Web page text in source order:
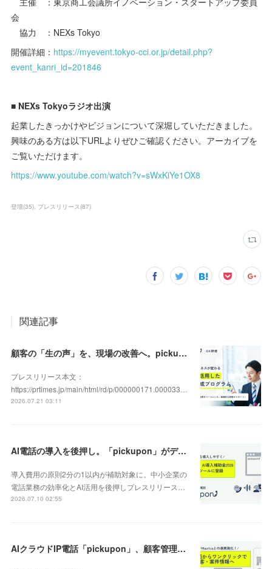
会
協力 ：NEXs Tokyo
開催詳細： https://myevent.tokyo-cci.or.jp/detail.php?
event_kanri_id=201846
■ NEXs Tokyoラジオ出演
起業したきっかけやビジョンについて深堀していただきました。
興味のある方は以下URLよりぜひご確認ください。アーカイブを
ご覧いただけます。
https://www.youtube.com/watch?v=sWxKiYe1OX8
登壇(35) プレスリリース(87)
関連記事
顧客の「生の声」を、現場の改善へ。pickupon、実践型「DX人材育成研修」の提供を開始
プレスリリース本文：
https://prtimes.jp/main/html/rd/p/000000171.000033…
2026.07.21 03:11
AI電話の導入を後押し。「pickupon」がデジタル化・AI導入補助金2026（旧IT導入補助金）の対象ツールとして登録
導入費用の原則2分の1以内が補助対象に。中小企業の
電話業務の効率化とAI活用を後押しプレスリリース…
2026.07.10 02:55
AIクラウドIP電話「pickupon」、顧客管理システム「Mazrica」上の顧客や案件の詳細情報へワンクリックで遷移できる新機能を追加